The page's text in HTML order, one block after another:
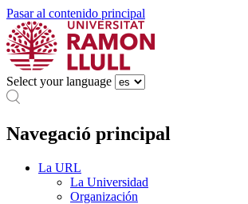
Pasar al contenido principal
Select your language
Navegació principal
La URL
La Universidad
Organización